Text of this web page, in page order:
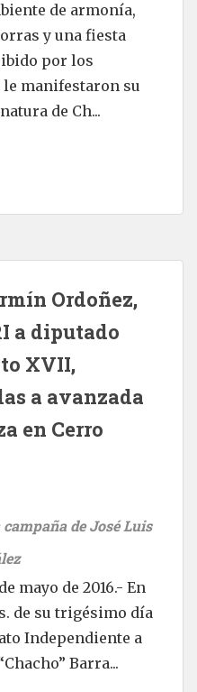
de armonía,
y una fiesta
por los
manifestaron su
de Ch...
Ordoñez,
a diputado
XVII,
a avanzada
en Cerro
de José Luis
mayo de 2016.- En
de su trigésimo día
Independiente a
Barra...